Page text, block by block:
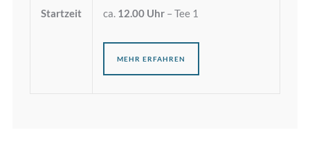
Startzeit ca. 12.00 Uhr– Tee 1
MEHR ERFAHREN